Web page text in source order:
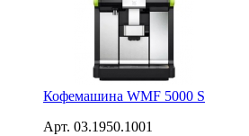
Кофемашина WMF 5000 S
Арт. 03.1950.1001